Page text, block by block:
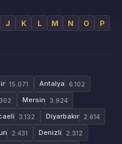
J K L M N O
P
15.071 Antalya 6.102
Mersin 3.924
3.132 Diyarbakır 2.614
2.431 Denizli 2.312